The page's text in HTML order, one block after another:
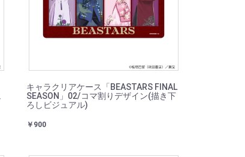
キャラクリアケース「BEASTARS FINAL
SEASON」02/コマ割りデザイン(描き下
ろしビジュアル)
￥900